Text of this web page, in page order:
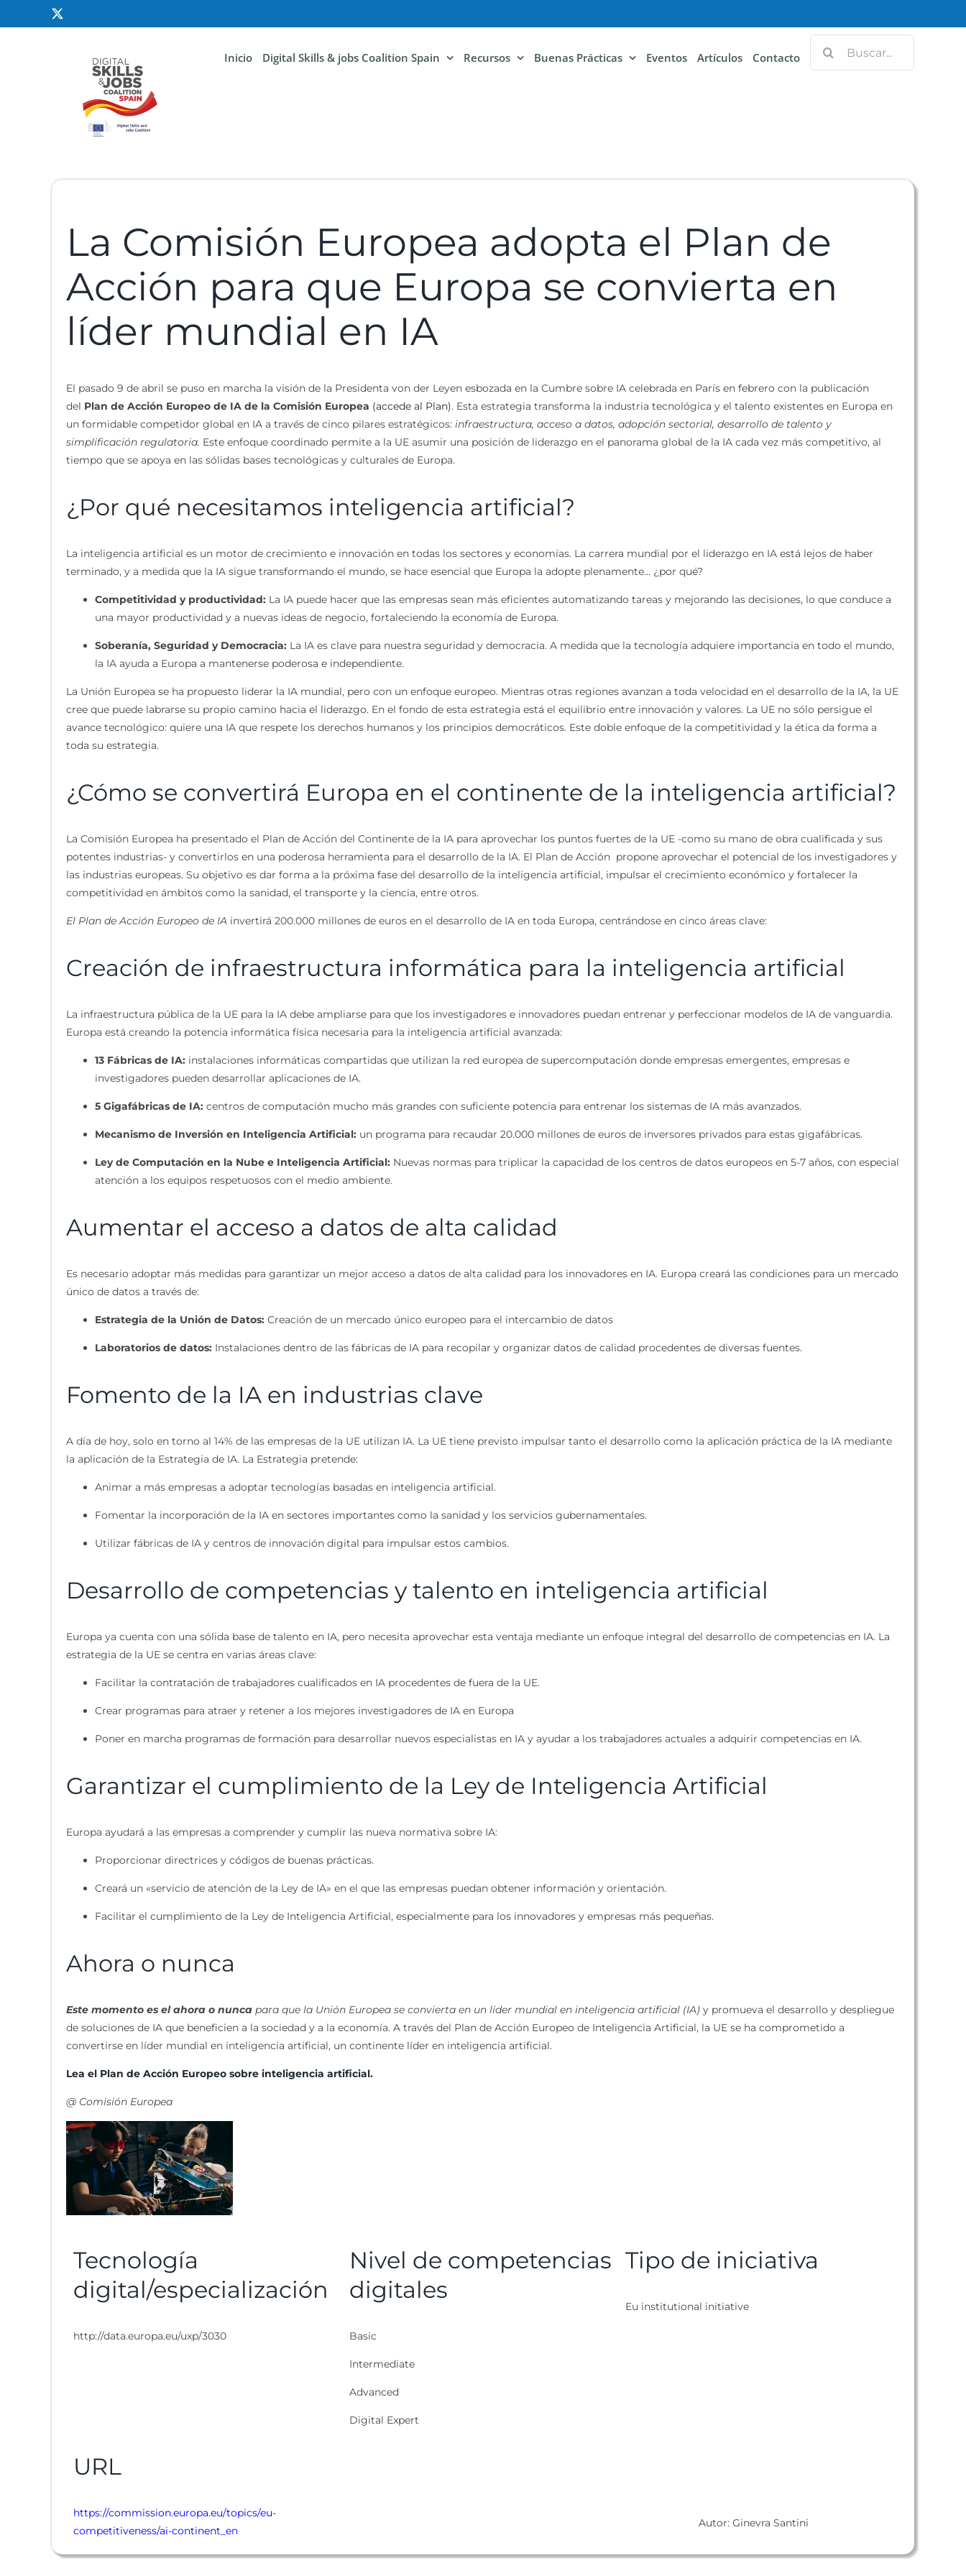
Inicio Digital Skills & jobs Coalition Spain Recursos Buenas Prácticas Eventos Artículos Contacto
La Comisión Europea adopta el Plan de
Acción para que Europa se convierta en
líder mundial en IA
El pasado 9 de abril se puso en marcha la visión de la Presidenta von der Leyen esbozada en la Cumbre sobre IA celebrada en París en febrero con la publicación
del Plan de Acción Europeo de IA de la Comisión Europea (accede al Plan). Esta estrategia transforma la industria tecnológica y el talento existentes en Europa en
un formidable competidor global en IA a través de cinco pilares estratégicos: infraestructura, acceso a datos, adopción sectorial, desarrollo de talento y
simplificación regulatoria. Este enfoque coordinado permite a la UE asumir una posición de liderazgo en el panorama global de la IA cada vez más competitivo, al
tiempo que se apoya en las sólidas bases tecnológicas y culturales de Europa.
¿Por qué necesitamos inteligencia artificial?
La inteligencia artificial es un motor de crecimiento e innovación en todas los sectores y economías. La carrera mundial por el liderazgo en IA está lejos de haber
terminado, y a medida que la IA sigue transformando el mundo, se hace esencial que Europa la adopte plenamente… ¿por qué?
Competitividad y productividad: La IA puede hacer que las empresas sean más eficientes automatizando tareas y mejorando las decisiones, lo que conduce a
una mayor productividad y a nuevas ideas de negocio, fortaleciendo la economía de Europa.
Soberanía, Seguridad y Democracia: La IA es clave para nuestra seguridad y democracia. A medida que la tecnología adquiere importancia en todo el mundo,
la IA ayuda a Europa a mantenerse poderosa e independiente.
La Unión Europea se ha propuesto liderar la IA mundial, pero con un enfoque europeo. Mientras otras regiones avanzan a toda velocidad en el desarrollo de la IA, la UE
cree que puede labrarse su propio camino hacia el liderazgo. En el fondo de esta estrategia está el equilibrio entre innovación y valores. La UE no sólo persigue el
avance tecnológico: quiere una IA que respete los derechos humanos y los principios democráticos. Este doble enfoque de la competitividad y la ética da forma a
toda su estrategia.
¿Cómo se convertirá Europa en el continente de la inteligencia artificial?
La Comisión Europea ha presentado el Plan de Acción del Continente de la IA para aprovechar los puntos fuertes de la UE -como su mano de obra cualificada y sus
potentes industrias- y convertirlos en una poderosa herramienta para el desarrollo de la IA. El Plan de Acción propone aprovechar el potencial de los investigadores y
las industrias europeas. Su objetivo es dar forma a la próxima fase del desarrollo de la inteligencia artificial, impulsar el crecimiento económico y fortalecer la
competitividad en ámbitos como la sanidad, el transporte y la ciencia, entre otros.
El Plan de Acción Europeo de IA invertirá 200.000 millones de euros en el desarrollo de IA en toda Europa, centrándose en cinco áreas clave:
Creación de infraestructura informática para la inteligencia artificial
La infraestructura pública de la UE para la IA debe ampliarse para que los investigadores e innovadores puedan entrenar y perfeccionar modelos de IA de vanguardia.
Europa está creando la potencia informática física necesaria para la inteligencia artificial avanzada:
13 Fábricas de IA: instalaciones informáticas compartidas que utilizan la red europea de supercomputación donde empresas emergentes, empresas e
investigadores pueden desarrollar aplicaciones de IA.
5 Gigafábricas de IA: centros de computación mucho más grandes con suficiente potencia para entrenar los sistemas de IA más avanzados.
Mecanismo de Inversión en Inteligencia Artificial: un programa para recaudar 20.000 millones de euros de inversores privados para estas gigafábricas.
Ley de Computación en la Nube e Inteligencia Artificial: Nuevas normas para triplicar la capacidad de los centros de datos europeos en 5-7 años, con especial
atención a los equipos respetuosos con el medio ambiente.
Aumentar el acceso a datos de alta calidad
Es necesario adoptar más medidas para garantizar un mejor acceso a datos de alta calidad para los innovadores en IA. Europa creará las condiciones para un mercado
único de datos a través de:
Estrategia de la Unión de Datos: Creación de un mercado único europeo para el intercambio de datos
Laboratorios de datos: Instalaciones dentro de las fábricas de IA para recopilar y organizar datos de calidad procedentes de diversas fuentes.
Fomento de la IA en industrias clave
A día de hoy, solo en torno al 14% de las empresas de la UE utilizan IA. La UE tiene previsto impulsar tanto el desarrollo como la aplicación práctica de la IA mediante
la aplicación de la Estrategia de IA. La Estrategia pretende:
Animar a más empresas a adoptar tecnologías basadas en inteligencia artificial.
Fomentar la incorporación de la IA en sectores importantes como la sanidad y los servicios gubernamentales.
Utilizar fábricas de IA y centros de innovación digital para impulsar estos cambios.
Desarrollo de competencias y talento en inteligencia artificial
Europa ya cuenta con una sólida base de talento en IA, pero necesita aprovechar esta ventaja mediante un enfoque integral del desarrollo de competencias en IA. La
estrategia de la UE se centra en varias áreas clave:
Facilitar la contratación de trabajadores cualificados en IA procedentes de fuera de la UE.
Crear programas para atraer y retener a los mejores investigadores de IA en Europa
Poner en marcha programas de formación para desarrollar nuevos especialistas en IA y ayudar a los trabajadores actuales a adquirir competencias en IA.
Garantizar el cumplimiento de la Ley de Inteligencia Artificial
Europa ayudará a las empresas a comprender y cumplir las nueva normativa sobre IA:
Proporcionar directrices y códigos de buenas prácticas.
Creará un «servicio de atención de la Ley de IA» en el que las empresas puedan obtener información y orientación.
Facilitar el cumplimiento de la Ley de Inteligencia Artificial, especialmente para los innovadores y empresas más pequeñas.
Ahora o nunca
Este momento es el ahora o nunca para que la Unión Europea se convierta en un líder mundial en inteligencia artificial (IA) y promueva el desarrollo y despliegue
de soluciones de IA que beneficien a la sociedad y a la economía. A través del Plan de Acción Europeo de Inteligencia Artificial, la UE se ha comprometido a
convertirse en líder mundial en inteligencia artificial, un continente líder en inteligencia artificial.
Lea el Plan de Acción Europeo sobre inteligencia artificial.
@ Comisión Europea
Tecnología
digital/especialización
http://data.europa.eu/uxp/3030
Nivel de competencias
digitales
Basic
Intermediate
Advanced
Digital Expert
Tipo de iniciativa
Eu institutional initiative
URL
https://commission.europa.eu/topics/eu-
competitiveness/ai-continent_en
Autor: Ginevra Santini